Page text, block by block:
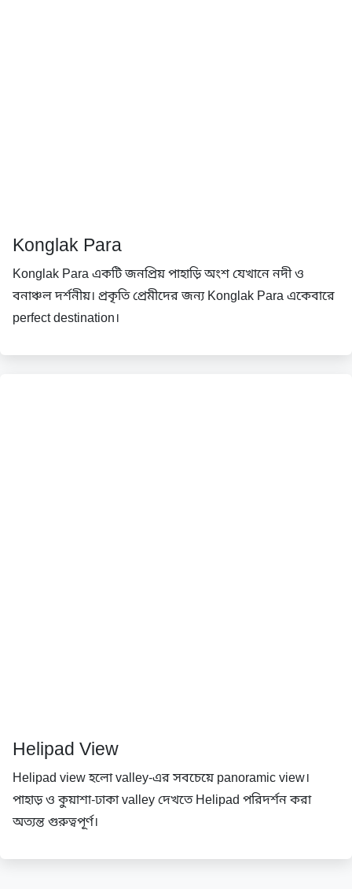
Konglak Para
Konglak Para একটি জনপ্রিয় পাহাড়ি অংশ যেখানে নদী ও
বনাঞ্চল দর্শনীয়। প্রকৃতি প্রেমীদের জন্য Konglak Para একেবারে
perfect destination।
Helipad View
Helipad view হলো valley-এর সবচেয়ে panoramic view।
পাহাড় ও কুয়াশা-ঢাকা valley দেখতে Helipad পরিদর্শন করা
অত্যন্ত গুরুত্বপূর্ণ।